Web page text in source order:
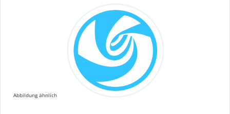
Abbildung ähnlich